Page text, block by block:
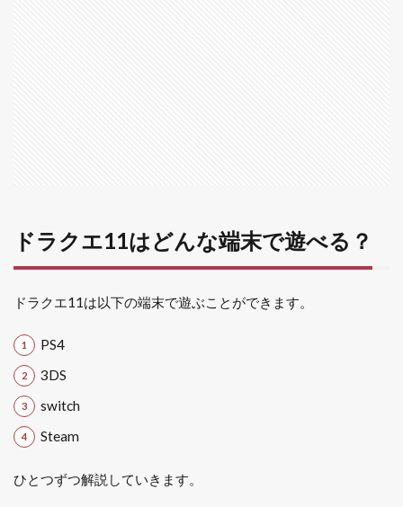
版の
限定
要素
3
3DS
3DS
版の
特徴
は？
持ち
ドラクエ11はどんな端末で遊べる？
ドラクエ11は以下の端末で遊ぶことができます。
PS4
3DS
switch
Steam
ひとつずつ解説していきます。